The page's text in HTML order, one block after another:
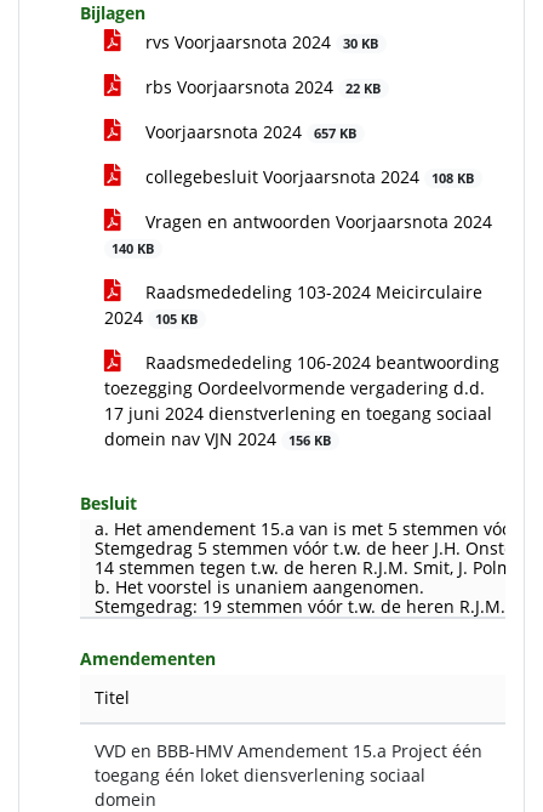
Bijlagen
rvs Voorjaarsnota 2024
30 KB
rbs Voorjaarsnota 2024 22 KB
Voorjaarsnota 2024 657 KB
collegebesluit Voorjaarsnota 2024 108 KB
Vragen en antwoorden Voorjaarsnota 2024
140 KB
Raadsmededeling 103-2024 Meicirculaire
2024
105 KB
Raadsmededeling 106-2024 beantwoording
toezegging Oordeelvormende vergadering d.d.
17 juni 2024 dienstverlening en toegang sociaal
domein nav VJN 2024
156 KB
Besluit
a. Het amendement 15.a van is met 5 stemmen vóór
Stemgedrag 5 stemmen vóór t.w. de heer J.H.
14 stemmen tegen t.w. de heren R.J.M. Smit, J.
b. Het voorstel is unaniem aangenomen.
Stemgedrag: 19 stemmen vóór t.w. de heren R.J.M.
Amendementen
Titel
VVD en BBB-HMV Amendement 15.a Project één
toegang één loket diensverlening sociaal
domein